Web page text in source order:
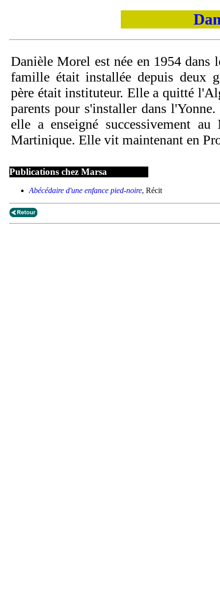
Danièle Morel est née en 1954 dans
famille était installée depuis deux
père était instituteur. Elle a quitté
parents pour s'installer dans
elle a enseigné successivement
Martinique. Elle vit maintenant en
Publications chez Marsa
Abécédaire d'une enfance pied-noire, Récit